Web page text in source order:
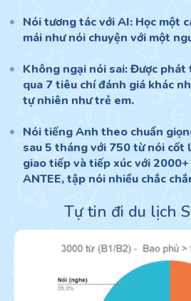
Nói tương tác với AI: Học một
mái như nói chuyện với một
Không ngại nói sai: Được
qua 7 tiêu chí đánh giá khác
tự nhiên như trẻ em.
Nói tiếng Anh theo chuẩn
sau 5 tháng với 750 từ nói cốt
giao tiếp và tiếp xúc với
ANTEE, tập nói nhiều chắc
Tự tin đi du lịch